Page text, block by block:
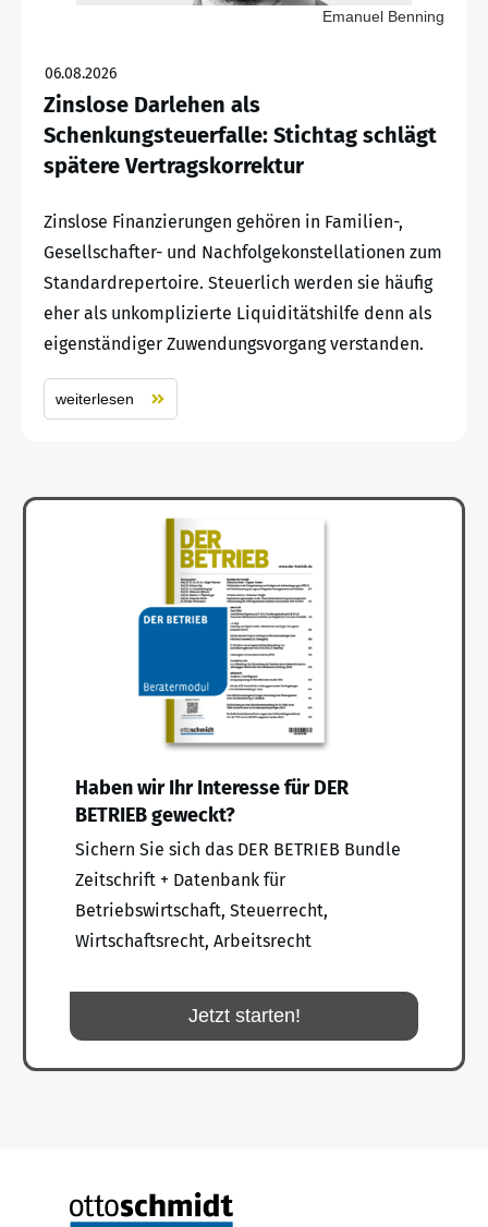
Emanuel Benning
06.08.2026
Zinslose Darlehen als
Schenkungsteuerfalle: Stichtag schlägt
spätere Vertragskorrektur
Zinslose Finanzierungen gehören in Familien-,
Gesellschafter- und Nachfolgekonstellationen zum
Standardrepertoire. Steuerlich werden sie häufig
eher als unkomplizierte Liquiditätshilfe denn als
eigenständiger Zuwendungsvorgang verstanden.
weiterlesen
Haben wir Ihr Interesse für DER
BETRIEB geweckt?
Sichern Sie sich das DER BETRIEB Bundle
Zeitschrift + Datenbank für
Betriebswirtschaft, Steuerrecht,
Wirtschaftsrecht, Arbeitsrecht
Jetzt starten!